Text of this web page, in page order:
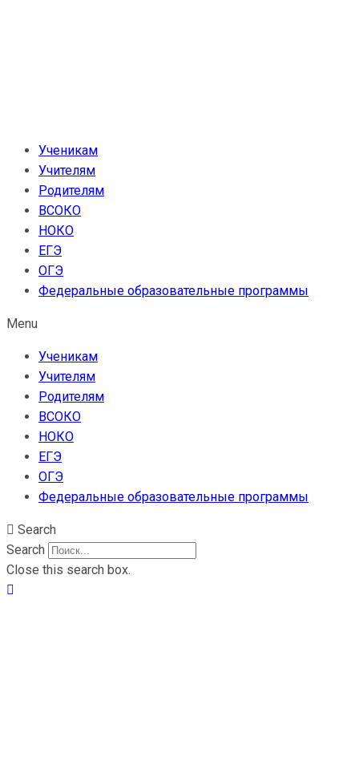
Ученикам
Учителям
Родителям
ВСОКО
НОКО
ЕГЭ
ОГЭ
Федеральные образовательные программы
Menu
Ученикам
Учителям
Родителям
ВСОКО
НОКО
ЕГЭ
ОГЭ
Федеральные образовательные программы
Search
Search
Close this search box.